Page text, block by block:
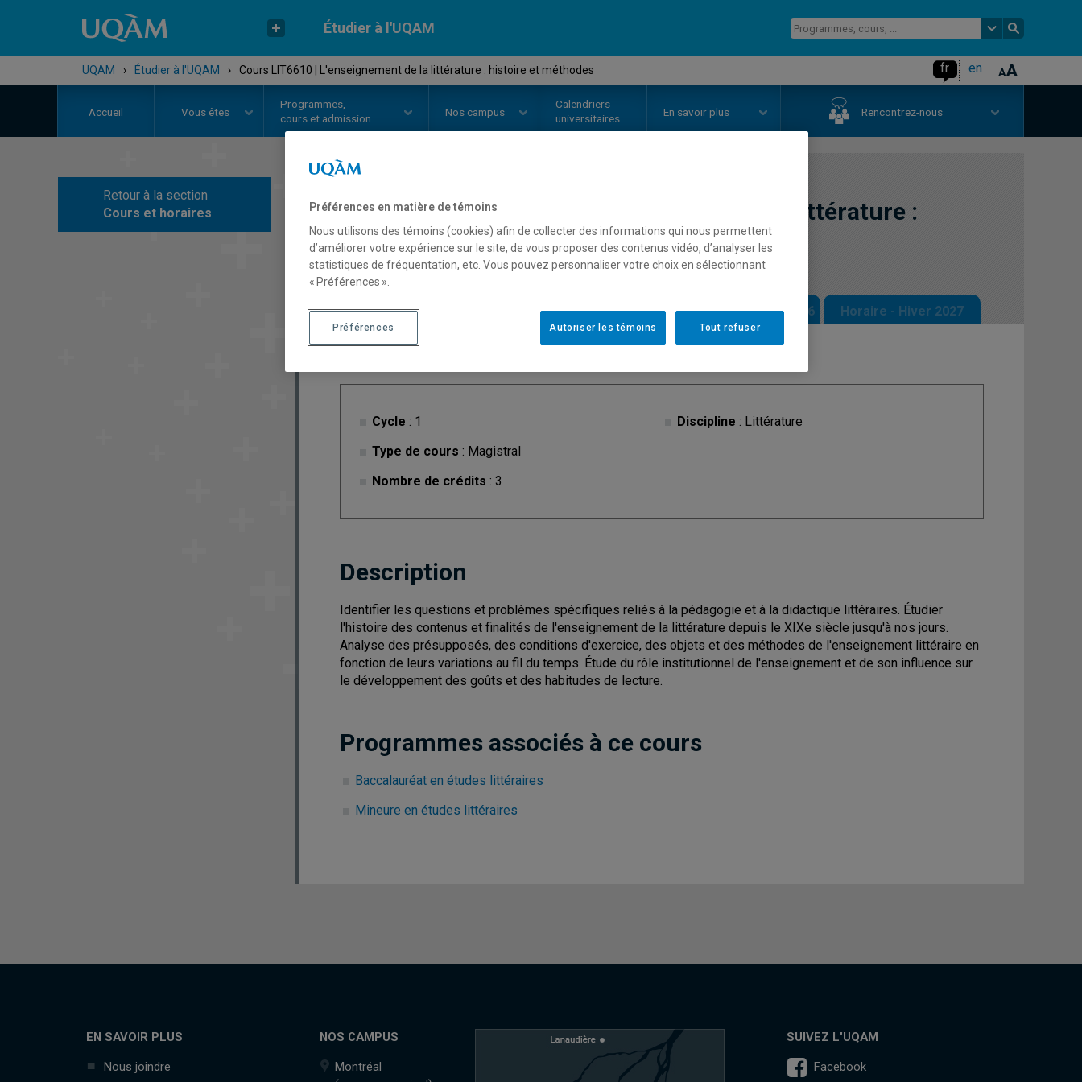
Étudier à l'UQAM
UQAM › Étudier à l'UQAM › Cours LIT6610 | L'enseignement de la littérature : histoire et méthodes fr en
Accueil Vous êtes
Programmes,
cours et admission
Nos campus
Calendriers
universitaires
En savoir plus Rencontrez-nous
Retour à la section
Cours et horaires
COURS// LIT6610
L'enseignement de la littérature :
histoire et méthodes
Description Horaire - Été 2026 Horaire - Automne 2026 Horaire - Hiver 2027
Cycle : 1
Type de cours : Magistral
Nombre de crédits : 3
Discipline : Littérature
Description
Identifier les questions et problèmes spécifiques reliés à la pédagogie et à la didactique littéraires. Étudier
l'histoire des contenus et finalités de l'enseignement de la littérature depuis le XIXe siècle jusqu'à nos jours.
Analyse des présupposés, des conditions d'exercice, des objets et des méthodes de l'enseignement littéraire en
fonction de leurs variations au fil du temps. Étude du rôle institutionnel de l'enseignement et de son influence sur
le développement des goûts et des habitudes de lecture.
Programmes associés à ce cours
Baccalauréat en études littéraires
Mineure en études littéraires
EN SAVOIR PLUS
Nous joindre
NOS CAMPUS
Montréal
SUIVEZ L'UQAM
Facebook
Préférences en matière de témoins
Nous utilisons des témoins (cookies) afin de collecter des informations qui nous permettent
d’améliorer votre expérience sur le site, de vous proposer des contenus vidéo, d’analyser les
statistiques de fréquentation, etc. Vous pouvez personnaliser votre choix en sélectionnant
« Préférences ».
Tout refuser
Autoriser les témoins
Préférences